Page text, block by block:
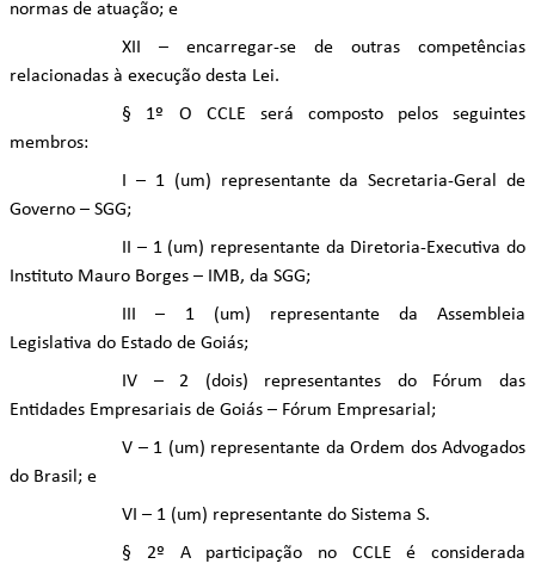
normas de atuação; e
XII – encarregar-se de outras competências
relacionadas à execução desta Lei.
§ 1º O CCLE será composto pelos seguintes
membros:
I – 1 (um) representante da Secretaria-Geral de
Governo – SGG;
II – 1 (um) representante da Diretoria-Executiva do
Instituto Mauro Borges – IMB, da SGG;
III – 1 (um) representante da Assembleia
Legislativa do Estado de Goiás;
IV – 2 (dois) representantes do Fórum das
Entidades Empresariais de Goiás – Fórum Empresarial;
V – 1 (um) representante da Ordem dos Advogados
do Brasil; e
VI – 1 (um) representante do Sistema S.
§ 2º A participação no CCLE é considerada